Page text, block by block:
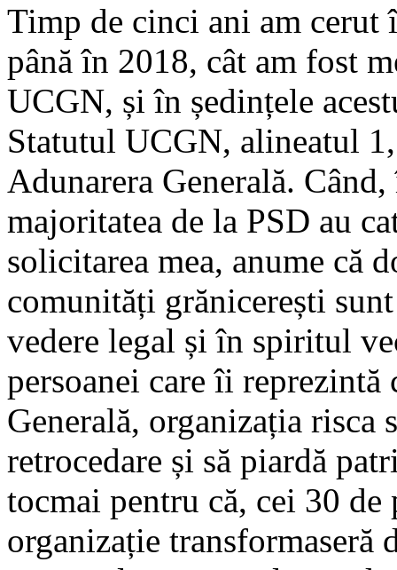
Timp de cinci ani am cerut
până în 2018, cât am fost
UCGN, și în ședințele
Statutul UCGN, alineatul
Adunarera Generală.
majoritatea de la PSD au
solicitarea mea, anume că
comunități grănicerești
vedere legal și în spiritul
persoanei care îi
Generală, organizația risca
retrocedare și să piardă
tocmai pentru că, cei 30
organizație transformaseră